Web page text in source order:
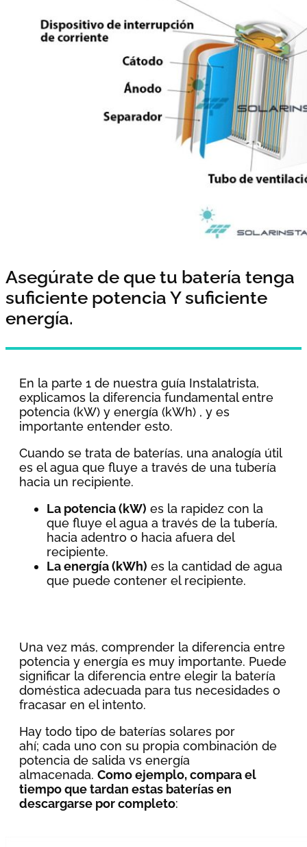
Asegúrate de que tu batería tenga
suficiente potencia Y suficiente
energía.
En la parte 1 de nuestra guía Instalatrista,
explicamos la diferencia fundamental entre
potencia (kW) y energía (kWh) , y es
importante entender esto.
Cuando se trata de baterías, una analogía útil
es el agua que fluye a través de una tubería
hacia un recipiente.
La potencia (kW) es la rapidez con la
que fluye el agua a través de la tubería,
hacia adentro o hacia afuera del
recipiente.
La energía (kWh) es la cantidad de agua
que puede contener el recipiente.
Una vez más, comprender la diferencia entre
potencia y energía es muy importante. Puede
significar la diferencia entre elegir la batería
doméstica adecuada para tus necesidades o
fracasar en el intento.
Hay todo tipo de baterías solares por
ahí; cada uno con su propia combinación de
potencia de salida vs energía
almacenada. Como ejemplo, compara el
tiempo que tardan estas baterías en
descargarse por completo: